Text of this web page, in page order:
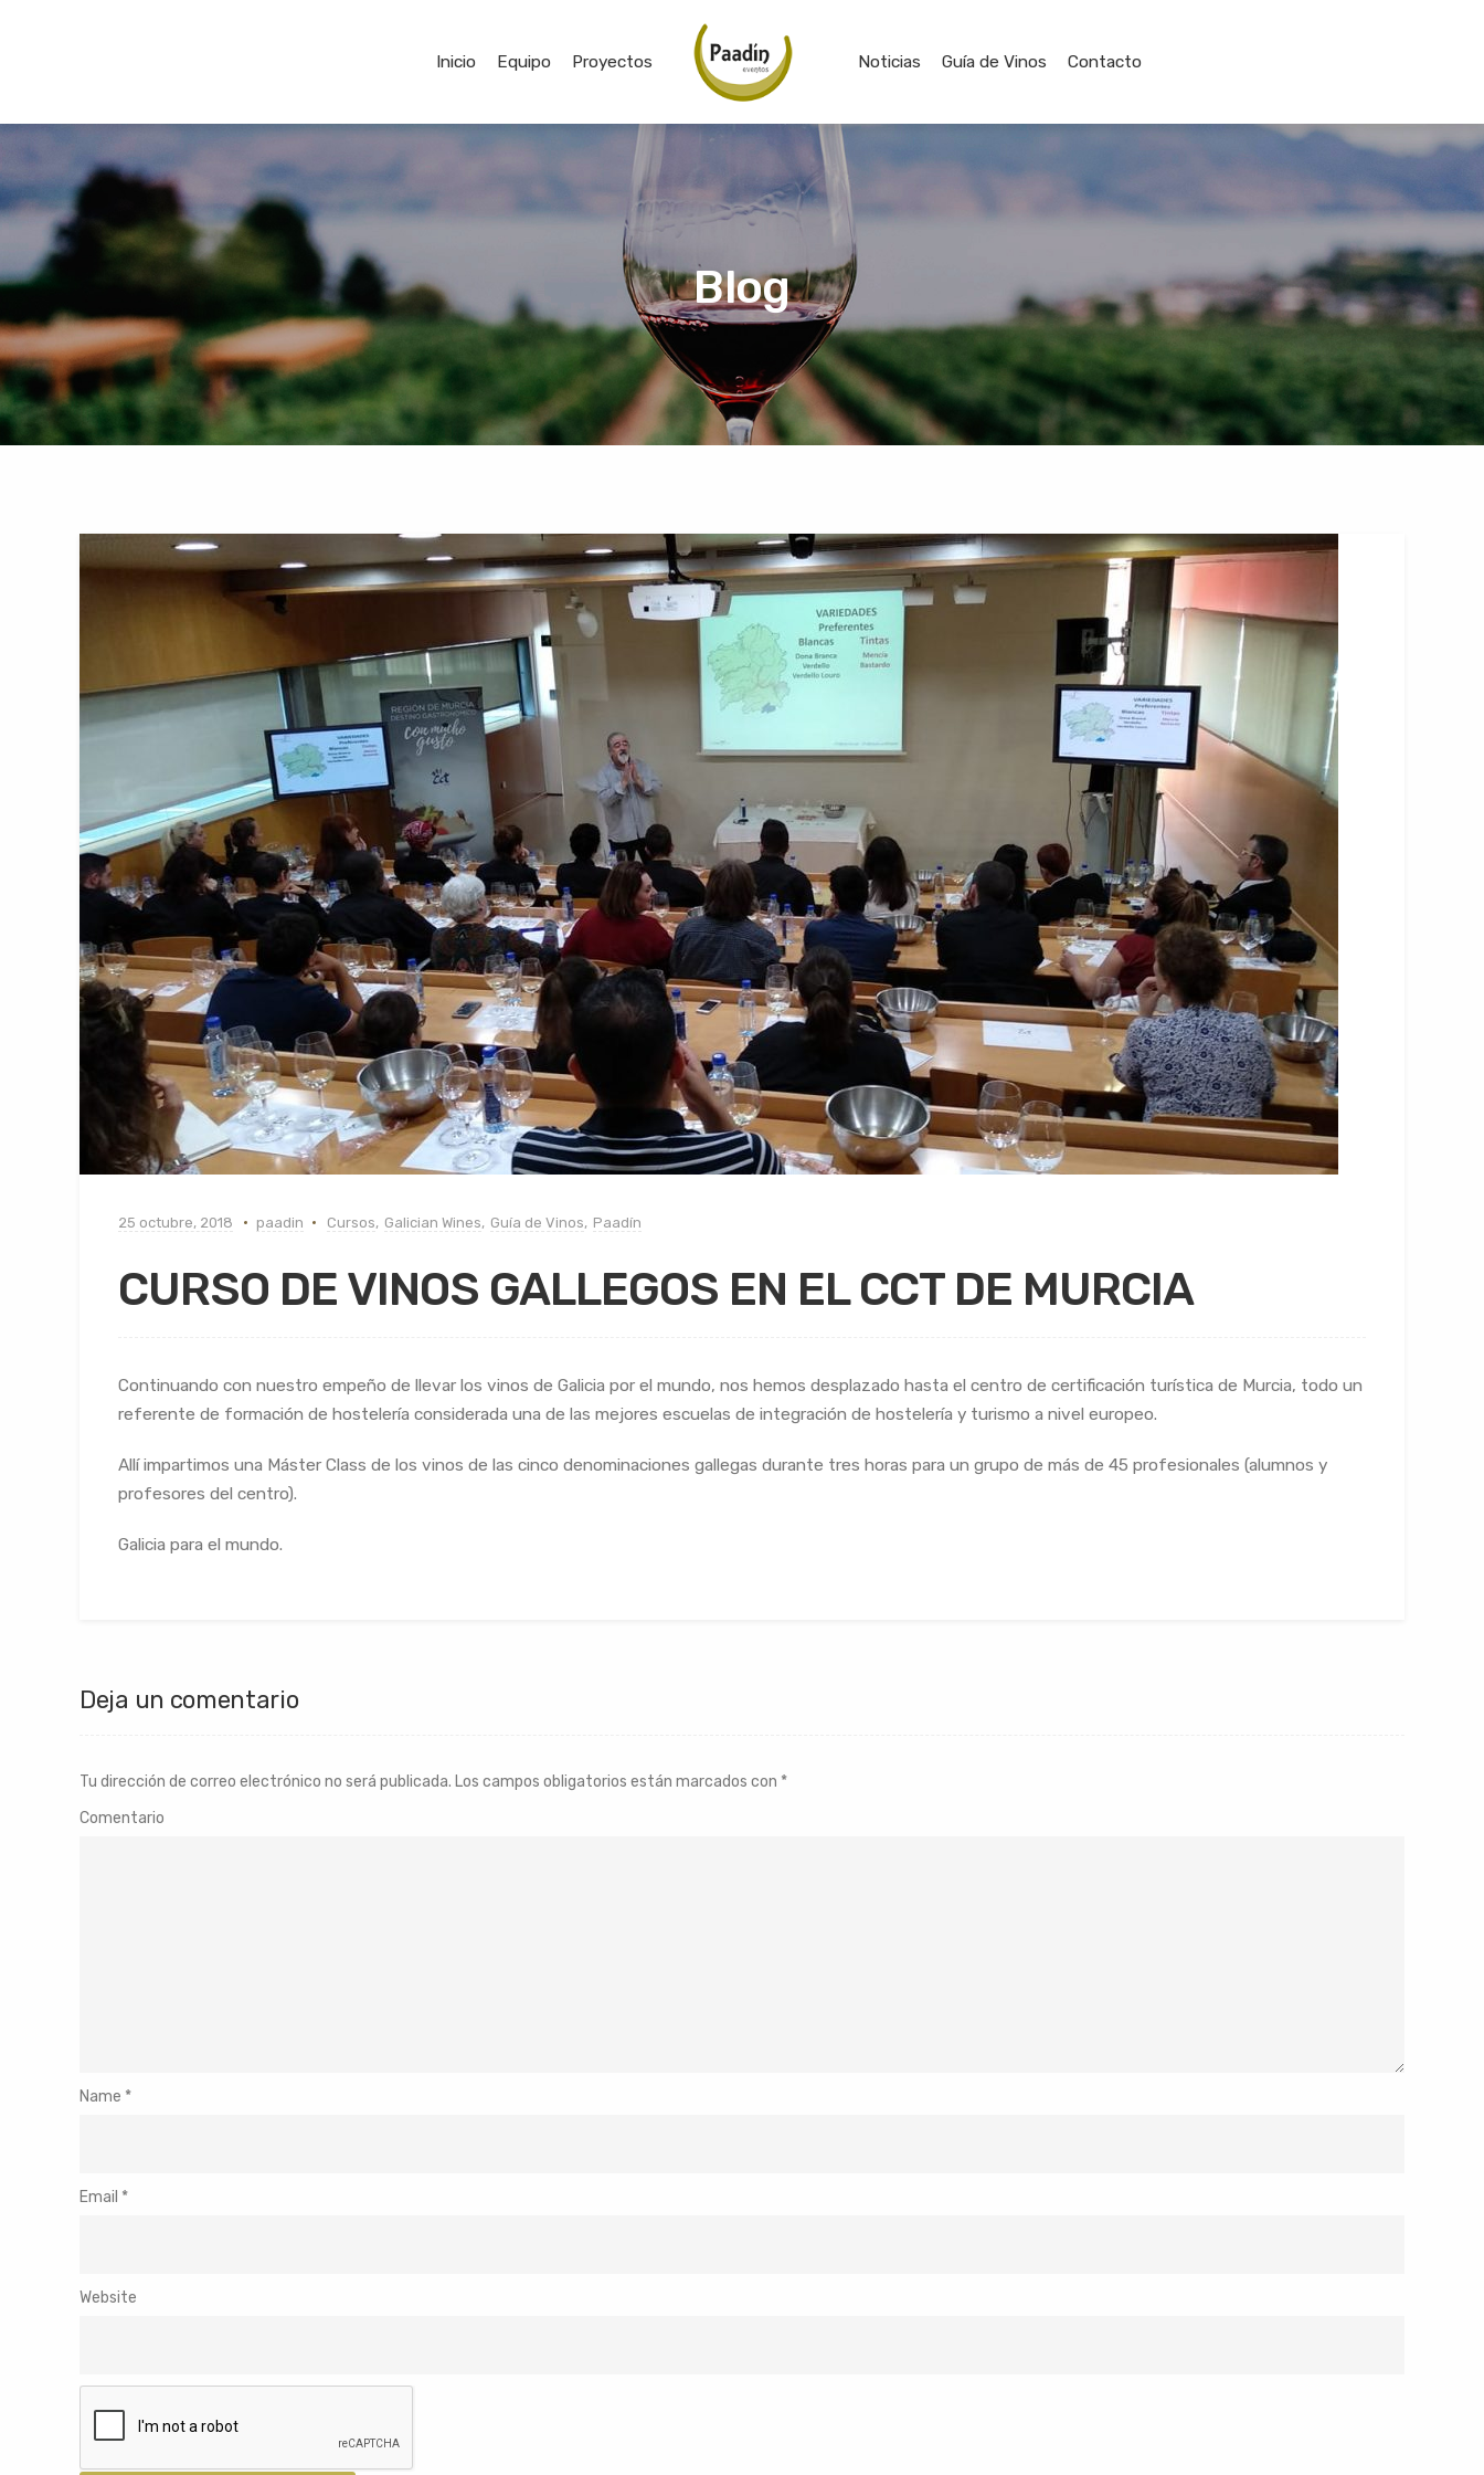
Inicio Equipo Proyectos Noticias Guía de Vinos Contacto
Blog
25 octubre, 2018 paadin Cursos, Galician Wines, Guía de Vinos, Paadín
CURSO DE VINOS GALLEGOS EN EL CCT DE MURCIA
Continuando con nuestro empeño de llevar los vinos de Galicia por el mundo, nos hemos desplazado hasta el centro de certificación turística de Murcia, todo un
referente de formación de hostelería considerada una de las mejores escuelas de integración de hostelería y turismo a nivel europeo.
Allí impartimos una Máster Class de los vinos de las cinco denominaciones gallegas durante tres horas para un grupo de más de 45 profesionales (alumnos y
profesores del centro).
Galicia para el mundo.
Deja un comentario
Tu dirección de correo electrónico no será publicada. Los campos obligatorios están marcados con *
Comentario
Name *
Email *
Website